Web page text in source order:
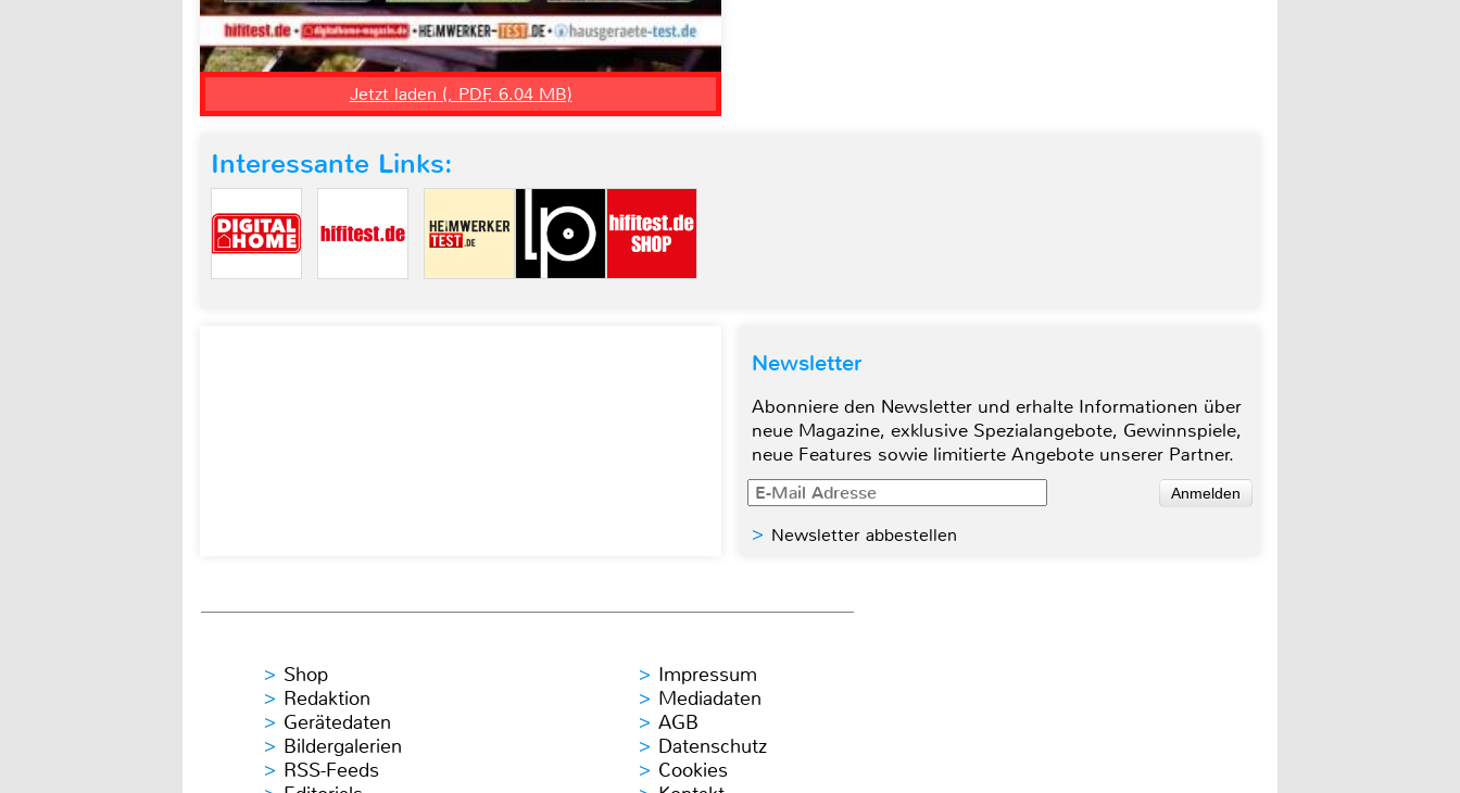
Jetzt laden (, PDF, 6.04 MB)
Interessante Links:
Newsletter
Abonniere den Newsletter und erhalte Informationen über
neue Magazine, exklusive Spezialangebote, Gewinnspiele,
neue Features sowie limitierte Angebote unserer Partner.
Newsletter abbestellen
Shop
Redaktion
Gerätedaten
Bildergalerien
RSS-Feeds
Impressum
Mediadaten
AGB
Datenschutz
Cookies